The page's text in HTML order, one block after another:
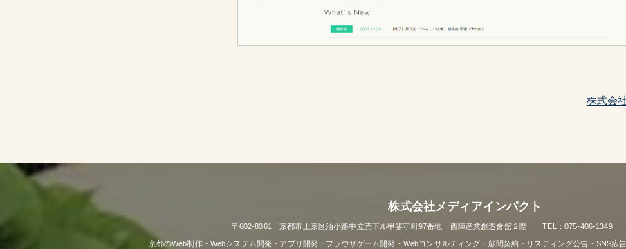
株式会
株式会社メディアインパクト
〒602-8061 京都市上京区油小路中立売下ル甲斐守町97番地 西陣産業創造會舘２階 TEL：075-406-1349
京都のWeb制作・Webシステム開発・アプリ開発・ブラウザゲーム開発・Webコンサルティング・顧問契約・リスティング公告・SNS広